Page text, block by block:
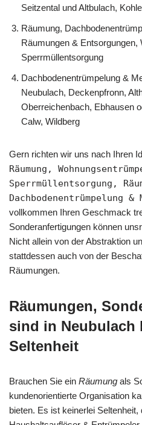
Seitzental und Altbulach,
Räumung,
Räumungen & Entsorgungen,
Sperrmüllentsorgung
Dachbodenentrümpelung &
Neubulach, Deckenpfronn,
Oberreichenbach, Ebhausen
Calw, Wildberg
Gern richten wir uns nach Ihren
Räumung,
Sperrmüllentsorgung,
Dachbodenentrümpelung &
vollkommen Ihren Geschmack
Sonderanfertigungen können
Nicht allein von der Abstraktion
stattdessen auch von der
Räumungen.
Räumungen,
sind in Neubulach
Seltenheit
Brauchen Sie ein Räumung als
kundenorientierte Organisation
bieten. Es ist keinerlei